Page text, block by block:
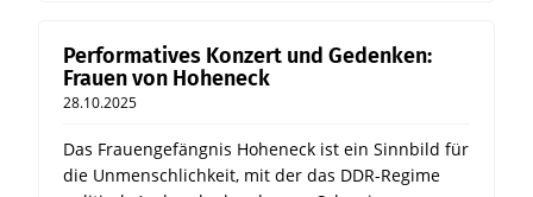
Performatives Konzert und Gedenken:
Frauen von Hoheneck
28.10.2025
Das Frauengefängnis Hoheneck ist ein Sinnbild für
die Unmenschlichkeit, mit der das DDR-Regime